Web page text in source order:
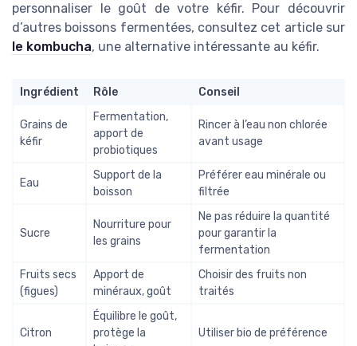
personnaliser le goût de votre kéfir. Pour découvrir
d’autres boissons fermentées, consultez cet article sur
le kombucha, une alternative intéressante au kéfir.
Ingrédient Rôle Conseil
Grains de
kéfir
Fermentation,
apport de
probiotiques
Rincer à l’eau non chlorée
avant usage
Eau
Support de la
boisson
Préférer eau minérale ou
filtrée
Sucre
Nourriture pour
les grains
Ne pas réduire la quantité
pour garantir la
fermentation
Fruits secs
(figues)
Apport de
minéraux, goût
Choisir des fruits non
traités
Citron
Équilibre le goût,
protège la
Utiliser bio de préférence